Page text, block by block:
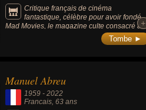
Critique français de cinéma
fantastique, célèbre pour avoir fondé
Mad Movies, le magazine culte consacré au
cinéma de genre, en particulier l’horreur, la
science-fiction et le fantastique. Il est
longtemps marginalisé.
+
+
Tombe ►
Manuel Abreu
1959 - 2022
Francais, 63 ans